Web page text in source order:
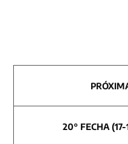
20° FECHA